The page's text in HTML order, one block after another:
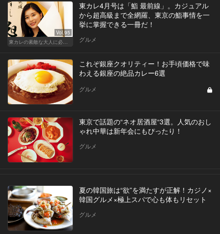
Vol.95
東カレの素敵な大人に必要なこと
東カレ4月号は「鮨 最前線」。カジュアル
から超高級まで全網羅、東京の鮨事情を一
挙に掌握できる一冊だ！
グルメ
これぞ銀座クオリティー！お手頃価格で味
わえる銀座の絶品カレー6選
グルメ
東京で話題の“ネオ居酒屋“3選。人気のおし
ゃれ中華は新年会にもぴったり！
グルメ
夏の韓国旅は“欲”を満たすが正解！カジノ×
韓国グルメ×極上スパで心も体もリセット
グルメ